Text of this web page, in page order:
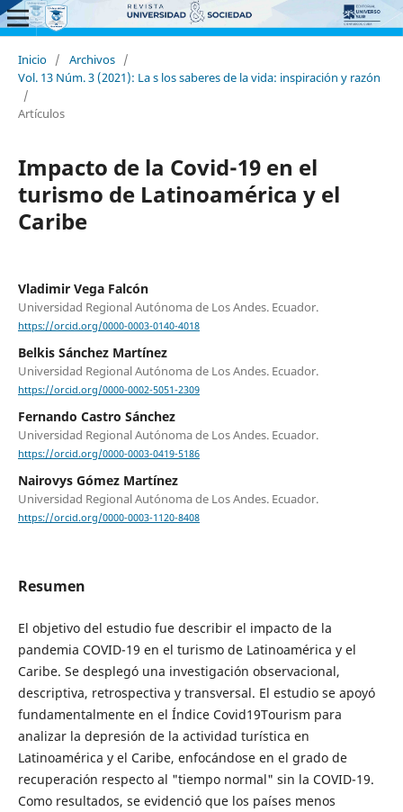
Inicio / Archivos /
Vol. 13 Núm. 3 (2021): La s los saberes de la vida: inspiración y razón
/
Artículos
Impacto de la Covid-19 en el
turismo de Latinoamérica y el
Caribe
Vladimir Vega Falcón
Universidad Regional Autónoma de Los Andes. Ecuador.
https://orcid.org/0000-0003-0140-4018
Belkis Sánchez Martínez
Universidad Regional Autónoma de Los Andes. Ecuador.
https://orcid.org/0000-0002-5051-2309
Fernando Castro Sánchez
Universidad Regional Autónoma de Los Andes. Ecuador.
https://orcid.org/0000-0003-0419-5186
Nairovys Gómez Martínez
Universidad Regional Autónoma de Los Andes. Ecuador.
https://orcid.org/0000-0003-1120-8408
Resumen
El objetivo del estudio fue describir el impacto de la
pandemia COVID-19 en el turismo de Latinoamérica y el
Caribe. Se desplegó una investigación observacional,
descriptiva, retrospectiva y transversal. El estudio se apoyó
fundamentalmente en el Índice Covid19Tourism para
analizar la depresión de la actividad turística en
Latinoamérica y el Caribe, enfocándose en el grado de
recuperación respecto al "tiempo normal" sin la COVID-19.
Como resultados, se evidenció que los países menos